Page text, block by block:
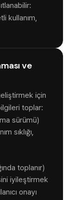
kullanım,
ve
için
toplar:
sürümü)
sıklığı,
toplanır)
iyileştirmek
onayı